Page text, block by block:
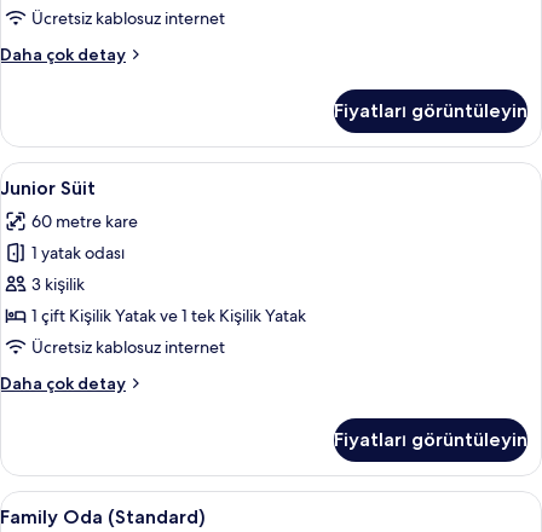
Ücretsiz kablosuz internet
Daha çok detay
Superior
fazla
detay
Fiyatları görüntüleyin
Junior
Süit
için
tüm
fotoğrafları
görün
Junior Süit | Kaliteli yatak takımı,
13
Junior Süit
60 metre kare
1 yatak odası
3 kişilik
1 çift Kişilik Yatak ve 1 tek Kişilik Yatak
Ücretsiz kablosuz internet
Daha çok detay
Junior
fazla
detay
Fiyatları görüntüleyin
Family
Kaliteli yatak takımı, minibar, odada
4
Family Oda (Standard)